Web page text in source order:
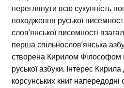
переглянути всю сукупність
походження руської
слов’янської писемності
перша спільнослов’янська
створена Кирилом Філософом
руської азбуки. Інтерес
корсунських книг напередодні